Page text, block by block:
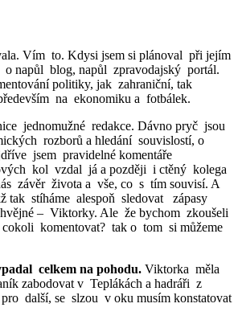
Vím to. Kdysi jsem si plánoval při jejím
napůl blog, napůl zpravodajský portál.
politiky, jak zahraniční, tak
na ekonomiku a fotbálek.
jednomužné redakce. Dávno pryč jsou
rozborů a hledání souvislostí, o
jsem pravidelné komentáře
kol vzdal já a později i ctěný kolega
závěr života a vše, co s tím souvisí. A
tak stíháme alespoň sledovat zápasy
– Viktorky. Ale že bychom zkoušeli
komentovat? tak o tom si můžeme
celkem na pohodu. Viktorka měla
zabodovat v Teplákách a hadráři z
další, se slzou v oku musím konstatovat